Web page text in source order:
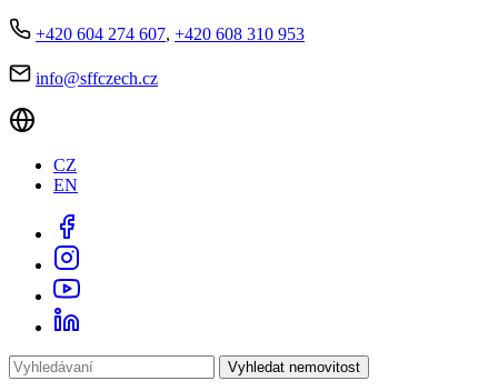
+420 604 274 607, +420 608 310 953
info@sffczech.cz
CZ
EN
Vyhledat nemovitost